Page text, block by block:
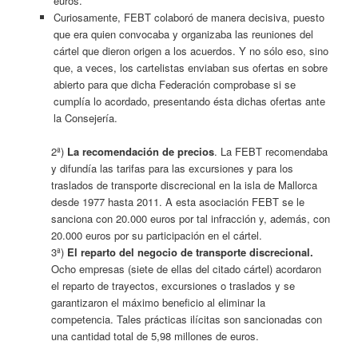
Curiosamente, FEBT colaboró de manera decisiva, puesto
que era quien convocaba y organizaba las reuniones del
cártel que dieron origen a los acuerdos. Y no sólo eso, sino
que, a veces, los cartelistas enviaban sus ofertas en sobre
abierto para que dicha Federación comprobase si se
cumplía lo acordado, presentando ésta dichas ofertas ante
la Consejería.
2ª) La recomendación de precios. La FEBT recomendaba
y difundía las tarifas para las excursiones y para los
traslados de transporte discrecional en la isla de Mallorca
desde 1977 hasta 2011. A esta asociación FEBT se le
sanciona con 20.000 euros por tal infracción y, además, con
20.000 euros por su participación en el cártel.
3ª) El reparto del negocio de transporte discrecional.
Ocho empresas (siete de ellas del citado cártel) acordaron
el reparto de trayectos, excursiones o traslados y se
garantizaron el máximo beneficio al eliminar la
competencia. Tales prácticas ilícitas son sancionadas con
una cantidad total de 5,98 millones de euros.